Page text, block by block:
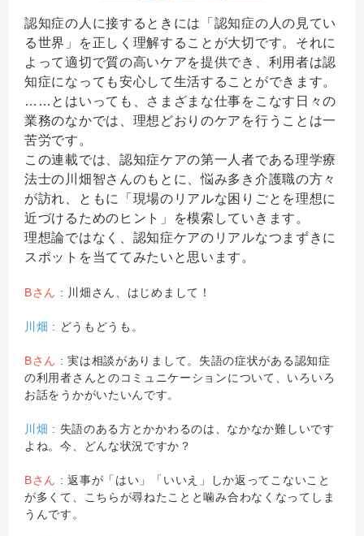
認知症の人に接するときには「認知症の人の見てい
る世界」を正しく理解することが大切です。それに
よって適切で質の高いケアを提供でき、利用者は認
知症になっても安心して生活することができます。
……とはいっても、さまざまな仕事をこなす日々の
業務のなかでは、理想どおりのケアを行うことは一
苦労です。
この連載では、認知症ケアの第一人者である理学療
法士の川畑智さんのもとに、悩み多き介護職の方々
が訪れ、ともに「現場のリアルな困りごとを理想に
近づけるためのヒント」を模索していきます。
理想論ではなく、認知症ケアのリアルなつまずきに
スポットを当ててみたいと思います。
Bさん : 川畑さん、はじめまして！
川畑 : どうもどうも。
Bさん : 実は相談がありまして。失語の症状がある認知症
の利用者さんとのコミュニケーションについて、いろいろ
お話をうかがいたいんです。
川畑 : 失語のある方とかかわるのは、なかなか難しいです
よね。今、どんな状況ですか？
Bさん : 返事が「はい」「いいえ」しか返ってこないこと
が多くて、こちらが尋ねたことと噛み合わなくなってしま
うんです。